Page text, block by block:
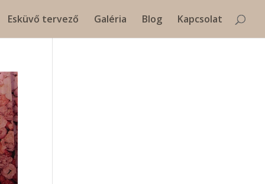
Esküvő tervező Galéria Blog Kapcsolat